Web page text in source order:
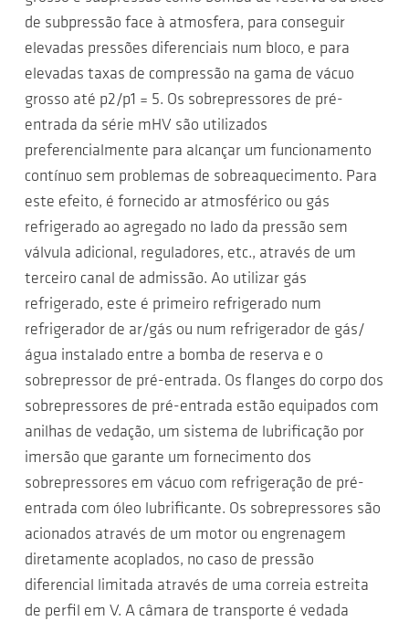
de subpressão face à atmosfera, para conseguir
elevadas pressões diferenciais num bloco, e para
elevadas taxas de compressão na gama de vácuo
grosso até p2/p1 = 5. Os sobrepressores de pré-
entrada da série mHV são utilizados
preferencialmente para alcançar um funcionamento
contínuo sem problemas de sobreaquecimento. Para
este efeito, é fornecido ar atmosférico ou gás
refrigerado ao agregado no lado da pressão sem
válvula adicional, reguladores, etc., através de um
terceiro canal de admissão. Ao utilizar gás
refrigerado, este é primeiro refrigerado num
refrigerador de ar/gás ou num refrigerador de gás/
água instalado entre a bomba de reserva e o
sobrepressor de pré-entrada. Os flanges do corpo dos
sobrepressores de pré-entrada estão equipados com
anilhas de vedação, um sistema de lubrificação por
imersão que garante um fornecimento dos
sobrepressores em vácuo com refrigeração de pré-
entrada com óleo lubrificante. Os sobrepressores são
acionados através de um motor ou engrenagem
diretamente acoplados, no caso de pressão
diferencial limitada através de uma correia estreita
de perfil em V. A câmara de transporte é vedada